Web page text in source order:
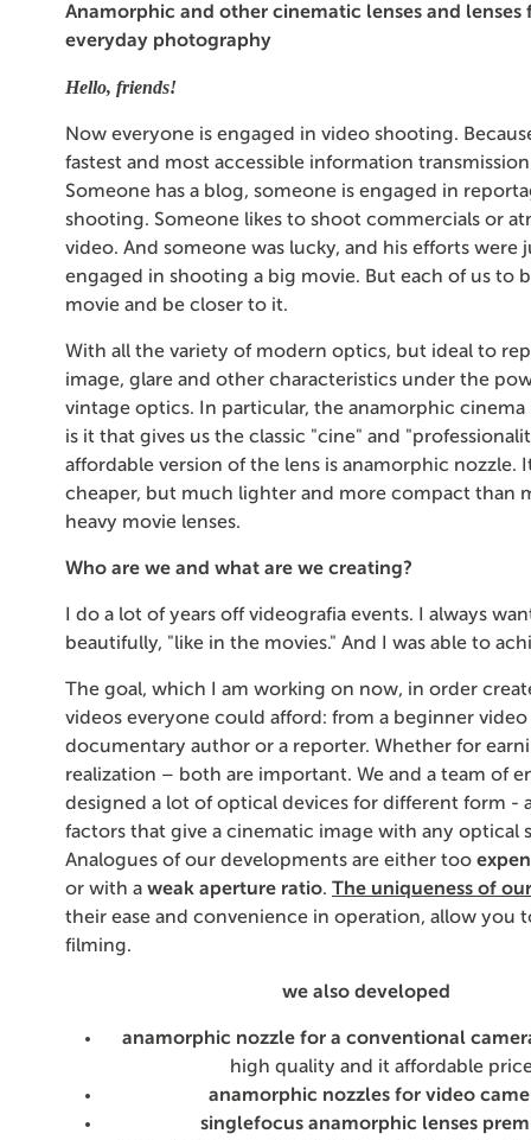
Anamorphic and other cinematic lenses and lenses
everyday photography
Hello, friends!
Now everyone is engaged in video shooting.
fastest and most accessible information
Someone has a blog, someone is engaged in
shooting. Someone likes to shoot commercials or
video. And someone was lucky, and his efforts were
engaged in shooting a big movie. But each of us to
movie and be closer to it.
With all the variety of modern optics, but ideal to
image, glare and other characteristics under the
vintage optics. In particular, the anamorphic cinema
is it that gives us the classic "cine" and
affordable version of the lens is anamorphic nozzle.
cheaper, but much lighter and more compact than
heavy movie lenses.
Who are we and what are we creating?
I do a lot of years off videografia events. I always
beautifully, "like in the movies." And I was able to
The goal, which I am working on now, in order
videos everyone could afford: from a beginner
documentary author or a reporter. Whether for
realization – both are important. We and a team of
designed a lot of optical devices for different form -
factors that give a cinematic image with any optical
Analogues of our developments are either too
or with a weak aperture ratio. The uniqueness of
their ease and convenience in operation, allow you
filming.
we also developed
anamorphic nozzle for a conventional
high quality and it affordable
anamorphic nozzles for video
singlefocus anamorphic lenses